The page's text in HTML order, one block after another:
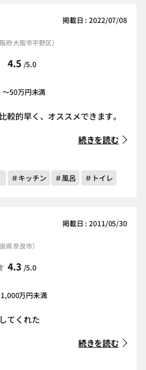
掲載日 : 2022/07/08
府 大阪市平野区）
4.5 /5.0
～50万円未満
較的早く、オススメできます。
続きを読む
＃キッチン ＃風呂 ＃トイレ
掲載日 : 2011/05/30
県 奈良市）
4.3 /5.0
万円未満
てくれた
続きを読む